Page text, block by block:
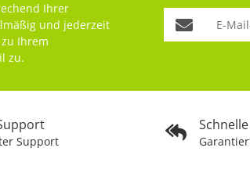
Support
Ihrer
und jederzeit
Ihrem
zu.